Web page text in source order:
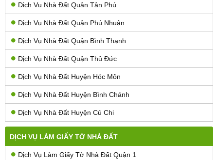
Dịch Vụ Nhà Đất Quận Tân Phú
Dịch Vụ Nhà Đất Quận Phú Nhuận
Dịch Vụ Nhà Đất Quận Bình Thạnh
Dịch Vụ Nhà Đất Quận Thủ Đức
Dịch Vụ Nhà Đất Huyện Hóc Môn
Dịch Vụ Nhà Đất Huyện Bình Chánh
Dịch Vụ Nhà Đất Huyện Củ Chi
DỊCH VỤ LÀM GIẤY TỜ NHÀ ĐẤT
Dịch Vụ Làm Giấy Tờ Nhà Đất Quận 1